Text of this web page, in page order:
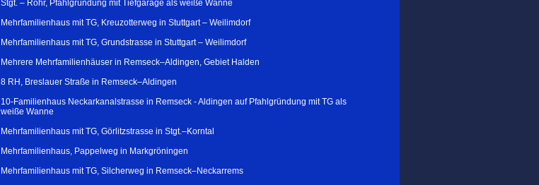
Stgt. – Rohr, Pfahlgründung mit Tiefgarage als weiße Wanne
Mehrfamilienhaus mit TG, Kreuzotterweg in Stuttgart – Weilimdorf
Mehrfamilienhaus mit TG, Grundstrasse in Stuttgart – Weilimdorf
Mehrere Mehrfamilienhäuser in Remseck–Aldingen, Gebiet Halden
8 RH, Breslauer Straße in Remseck–Aldingen
10-Familienhaus Neckarkanalstrasse in Remseck - Aldingen auf Pfahlgründung mit TG als
weiße Wanne
Mehrfamilienhaus mit TG, Görlitzstrasse in Stgt.–Korntal
Mehrfamilienhaus, Pappelweg in Markgröningen
Mehrfamilienhaus mit TG, Silcherweg in Remseck–Neckarrems